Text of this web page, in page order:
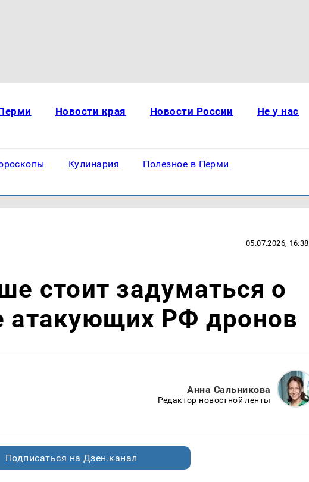
Новости края Новости России Не у нас
Кулинария Полезное в Перми
05.07.2026, 16:38
стоит задуматься о
атакующих РФ дронов
Анна Сальникова
Редактор новостной ленты
Подписаться на Дзен.канал